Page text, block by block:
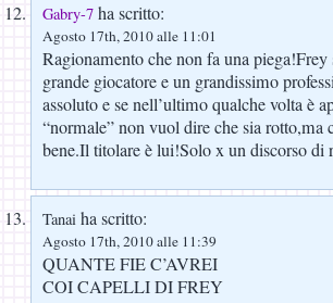
Gabry-7 ha scritto:
Agosto 17th, 2010 alle 11:01
Ragionamento che non fa una
grande giocatore e un grandissimo
assoluto e se nell’ultimo qualche volta è
“normale” non vuol dire che sia rotto,ma
bene.Il titolare è lui!Solo x un discorso di
Tanai ha scritto:
Agosto 17th, 2010 alle 11:39
QUANTE FIE C’AVREI
COI CAPELLI DI FREY